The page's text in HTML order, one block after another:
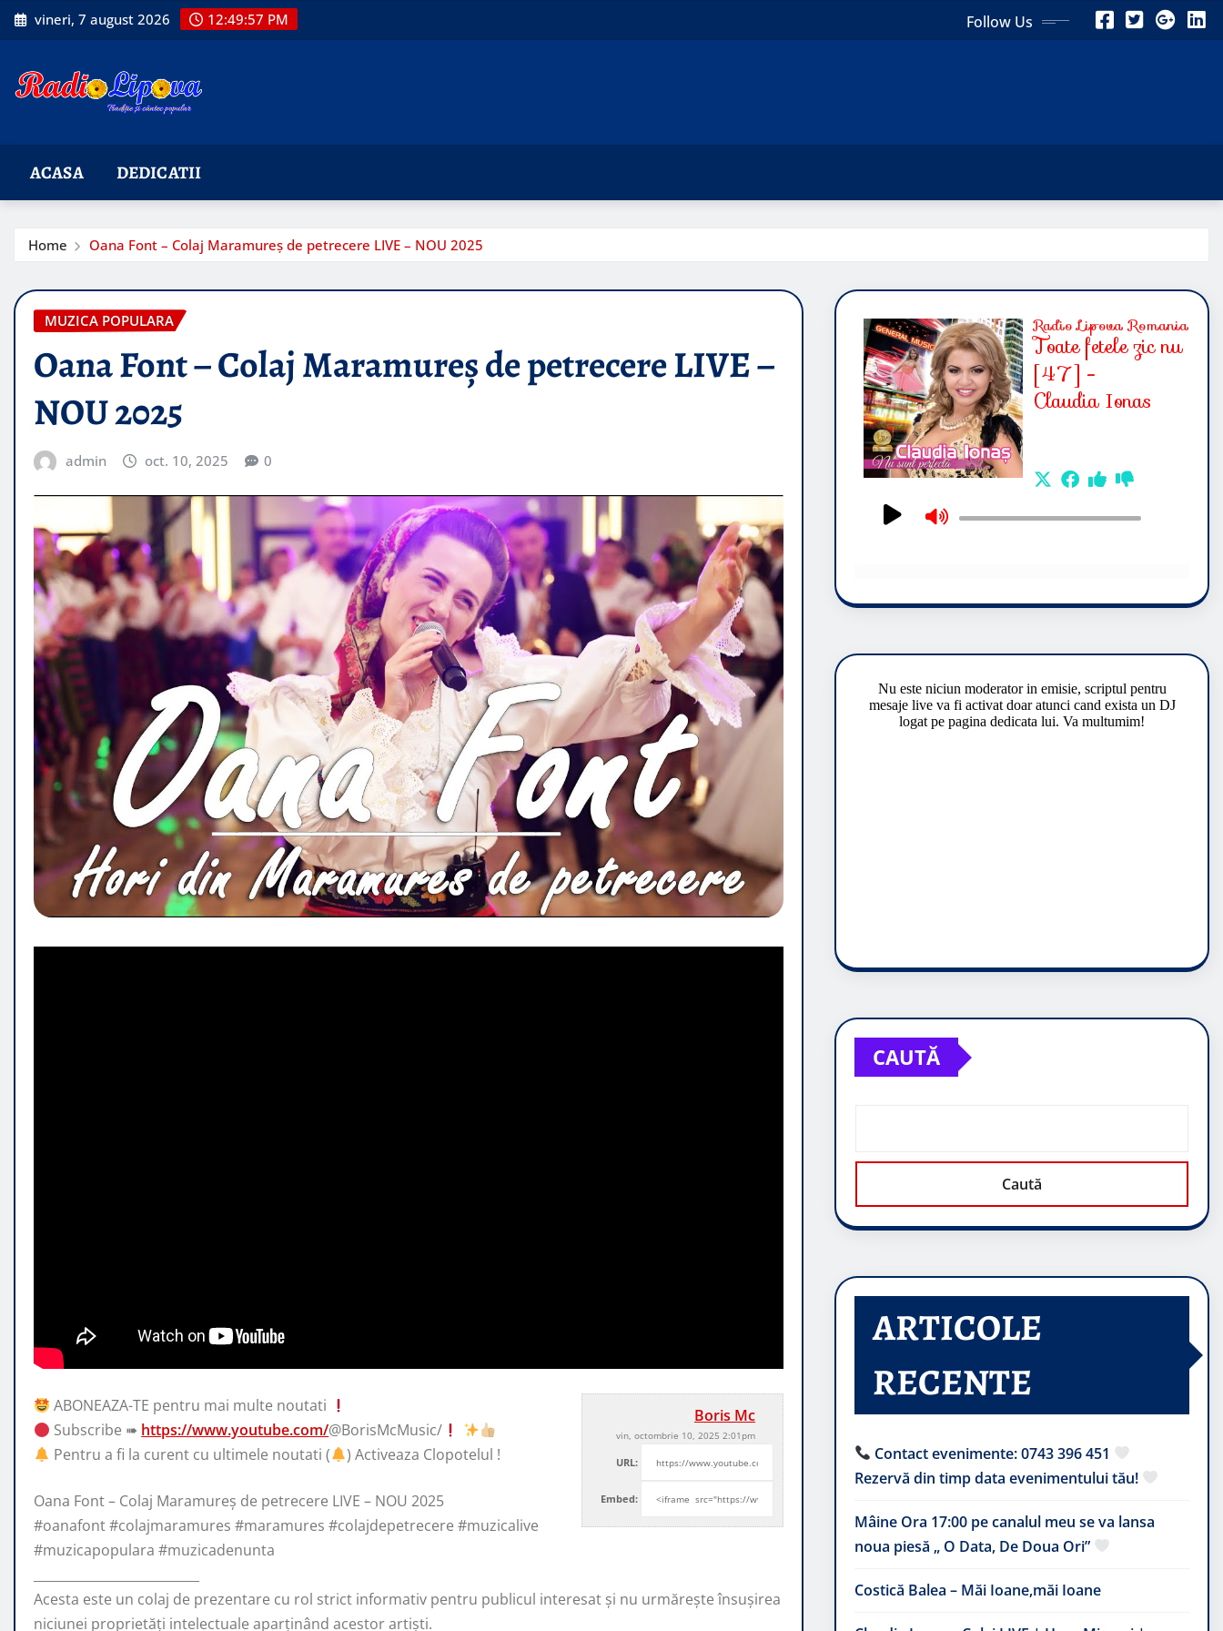
Skip
to
vineri, 7 august 2026 12:49:58 PM Follow Us
ACASA DEDICATII
Home Oana Font – Colaj Maramureș de petrecere LIVE – NOU 2025
MUZICA POPULARA
Oana Font – Colaj Maramureș de petrecere LIVE –
NOU 2025
admin oct. 10, 2025 0
Boris Mc
vin, octombrie 10, 2025 2:01pm
URL:
Embed:
ABONEAZA-TE pentru mai multe noutati
Subscribe ➠ https://www.youtube.com/@BorisMcMusic/
Pentru a fi la curent cu ultimele noutati ( ) Activeaza Clopotelul !
Oana Font – Colaj Maramureș de petrecere LIVE – NOU 2025
#oanafont #colajmaramures #maramures #colajdepetrecere #muzicalive
#muzicapopulara #muzicadenunta
Acesta este un colaj de prezentare cu rol strict informativ pentru publicul interesat și nu urmărește însușirea
niciunei proprietăți intelectuale aparținând acestor artiști.
CAUTĂ
Caută
ARTICOLE
RECENTE
Contact evenimente: 0743 396 451
Rezervă din timp data evenimentului tău!
Mâine Ora 17:00 pe canalul meu se va lansa
noua piesă „ O Data, De Doua Ori”
Costică Balea – Măi Ioane,măi Ioane